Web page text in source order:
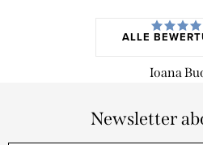
ALLE
Ioana
Newsletter